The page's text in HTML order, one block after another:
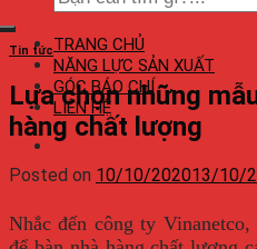
TRANG CHỦ
NĂNG LỰC SẢN XUẤT
GÓC BÁO CHÍ
LIÊN HỆ
Tin tức
Lựa chọn những
hàng chất lượng
Posted on 10/10/202013/10/
Nhắc đến công ty